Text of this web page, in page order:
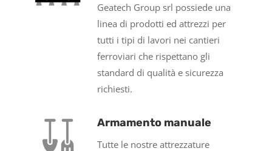
Geatech Group srl possiede una
linea di prodotti ed attrezzi per
tutti i tipi di lavori nei cantieri
ferroviari che rispettano gli
standard di qualità e sicurezza
richiesti.
Armamento manuale
Tutte le nostre attrezzature